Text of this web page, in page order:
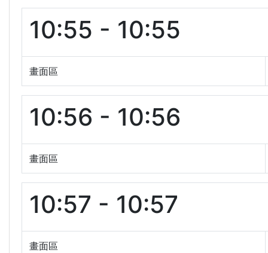
10:55 - 10:55
畫面區
10:56 - 10:56
畫面區
10:57 - 10:57
畫面區